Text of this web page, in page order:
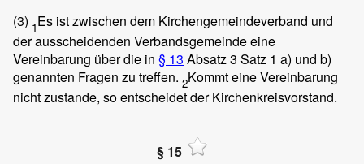
(3) 1Es ist zwischen dem Kirchengemeindeverband und
der ausscheidenden Verbandsgemeinde eine
Vereinbarung über die in § 13 Absatz 3 Satz 1 a) und b)
genannten Fragen zu treffen. 2Kommt eine Vereinbarung
nicht zustande, so entscheidet der Kirchenkreisvorstand.
§ 15